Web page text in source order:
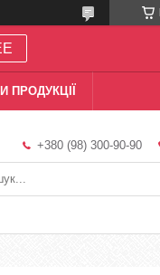
ПРОДУКЦІЇ
+380 (98) 300-90-90